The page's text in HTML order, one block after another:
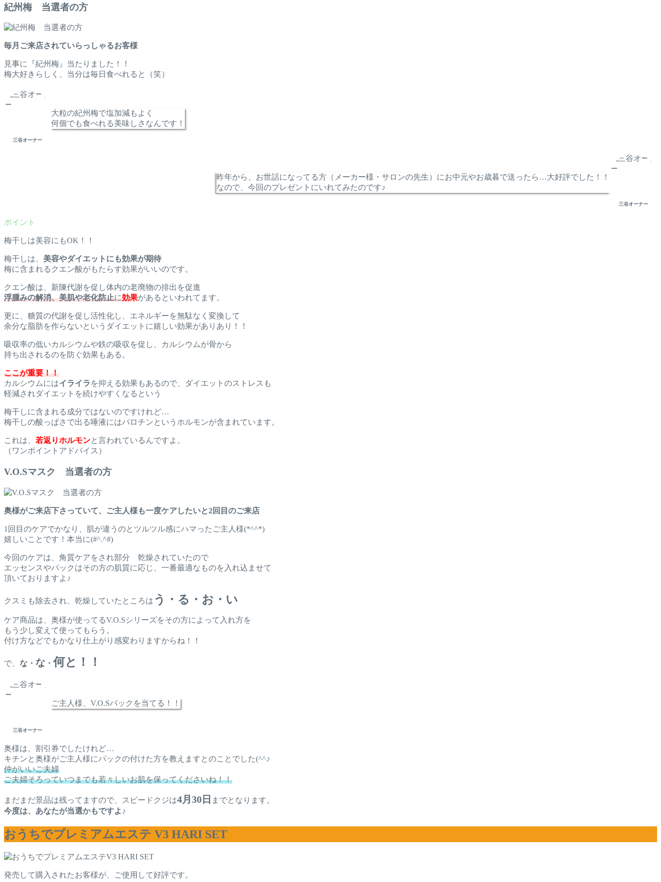
紀州梅 当選者の方
毎月ご来店されていらっしゃるお客様
見事に『紀州梅』当たりました！！
梅大好きらしく、当分は毎日食べれると（笑）
三谷オーナー
大粒の紀州梅で塩加減もよく
何個でも食べれる美味しさなんです！
昨年から、お世話になってる方（メーカー様・サロンの先生）にお中元やお歳暮で送ったら…大好評でした！！
なので、今回のプレゼントにいれてみたのです♪
三谷オーナー
梅干しは美容にもOK！！
梅干しは、 美容やダイエットにも効果が期待
梅に含まれるクエン酸がもたらす効果がいいのです。
クエン酸は、新陳代謝を促し体内の老廃物の排出を促進
浮腫みの解消、美肌や老化防止に効果があるといわれてます。
更に、糖質の代謝を促し活性化し、エネルギーを無駄なく変換して
余分な脂肪を作らないというダイエットに嬉しい効果がありあり！！
吸収率の低いカルシウムや鉄の吸収を促し、カルシウムが骨から
持ち出されるのを防ぐ効果もある。
ここが重要！！
カルシウムにはイライラ を抑える効果もあるので、ダイエットのストレスも
軽減されダイエットを続けやすくなるという
梅干しに含まれる成分ではないのですけれど…
梅干しの酸っぱさで出る唾液にはパロチンというホルモンが含まれています。
これは、 若返りホルモンと言われているんですよ。
（ワンポイントアドバイス）
V.O.Sマスク 当選者の方
奥様がご来店下さっていて、ご主人様も一度ケアしたいと2回目のご来店
1回目のケアでかなり、肌が違うのとツルツル感にハマったご主人様(*^^*)
嬉しいことです！本当に(#^.^#)
今回のケアは、角質ケアをされ部分 乾燥されていたので
エッセンスやパックはその方の肌質に応じ、一番最適なものを入れ込ませて
頂いておりますよ♪
クスミも除去され、乾燥していたところは う・る・お・い
ケア商品は、奥様が使ってるV.O.Sシリーズをその方によって入れ方を
もう少し変えて使ってもらう。
付け方などでもかなり仕上がり感変わりますからね！！
で、 な・ な ・ 何と！！
三谷オーナー
ご主人様、V.O.Sパックを当てる！！
奥様は、割引券でしたけれど…
キチンと奥様がご主人様にパックの付けた方を教えますとのことでした(^^♪
仲がいいご夫婦
ご夫婦そろっていつまでも若々しいお肌を保ってくださいね！！
まだまだ景品は残ってますので、スピードクジは4月30日 までとなります。
今度は、あなたが当選かもですよ♪
おうちでプレミアムエステ V3 HARI SET
発売して購入されたお客様が、ご使用して好評です。